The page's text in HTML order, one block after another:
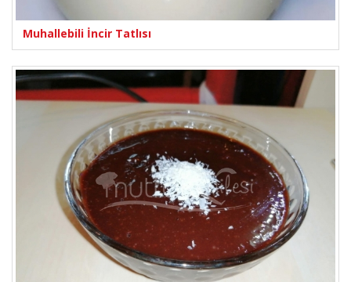
Muhallebili İncir Tatlısı